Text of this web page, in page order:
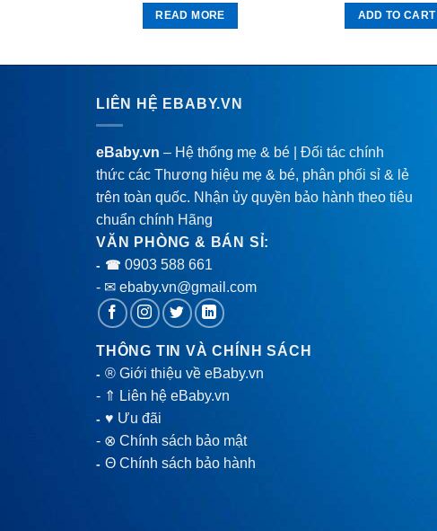
READ MORE ADD TO CART
LIÊN HỆ EBABY.VN
eBaby.vn – Hệ thống mẹ & bé | Đối tác chính
thức các Thương hiệu mẹ & bé, phân phối sỉ & lẻ
trên toàn quốc. Nhận ủy quyền bảo hành theo tiêu
chuẩn chính Hãng
VĂN PHÒNG & BÁN SỈ:
- ☎ 0903 588 661
- ✉ ebaby.vn@gmail.com
THÔNG TIN VÀ CHÍNH SÁCH
-® Giới thiệu về eBaby.vn
- ⇑ Liên hệ eBaby.vn
-♥ Ưu đãi
- ⊗ Chính sách bảo mật
-Θ Chính sách bảo hành